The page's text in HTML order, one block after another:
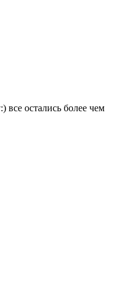
все остались более чем